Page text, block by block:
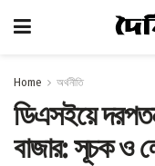
Home অর্থনীতি
ডিএসইয়ে
বাজার: সূচক ও